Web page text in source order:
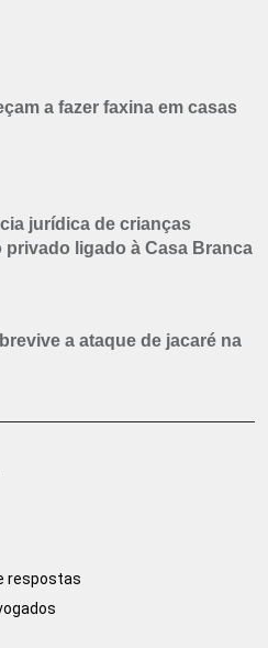
a fazer faxina em casas
jurídica de crianças
ligado à Casa Branca
a ataque de jacaré na
respostas